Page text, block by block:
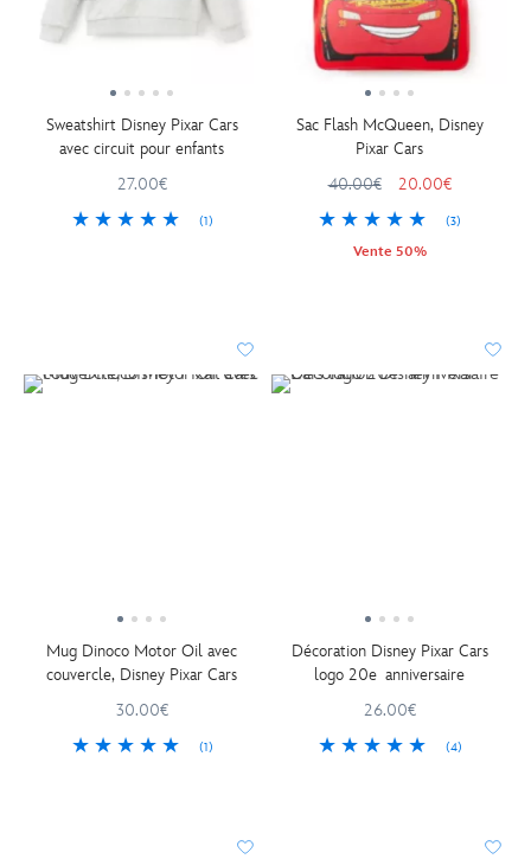
Sweatshirt Disney Pixar Cars
avec circuit pour enfants
27.00€
(1)
Sac Flash McQueen, Disney
Pixar Cars
40.00€
20.00€
(3)
Vente 50%
Mug Dinoco Motor Oil avec
couvercle, Disney Pixar Cars
30.00€
(1)
Décoration Disney Pixar Cars
logo 20e anniversaire
26.00€
(4)